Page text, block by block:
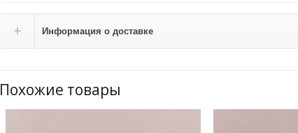
Информация о доставке
Похожие товары